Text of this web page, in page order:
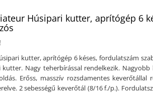
idő alatt. A gép könnyen tisztítható,
bennragadna a szennyeződés. Műszaki adatok: Erős,
teherbírással rendelkezikKések és a
kivitelManuális
teljesítménye: 23 Kw2 tál sebesség: 10/
Kw - 1,1 KwÁramforrás: 400VMéret: 1352 x
Húsipari kutter, aprítógép 6
kutter, aprítógép 6 késes, fordulatszám
Nagy teherbírással rendelkezik. Nagyobb
Erőss, masszív rozsdamentes keverőtállal
2 sebességű keverőtál (8/16 f./p.).